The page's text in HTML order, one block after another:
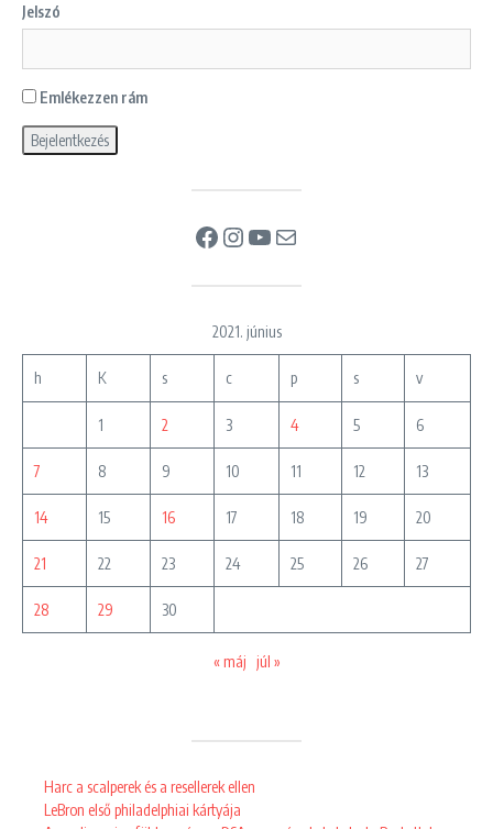
Jelszó
Emlékezzen rám
Facebook
Instagram
YouTube
Mail
2021. június
h K s c p s v
1 2 3 4 5 6
7 8 9 10 11 12 13
14 15 16 17 18 19 20
21 22 23 24 25 26 27
28 29 30
« máj júl »
Harc a scalperek és a resellerek ellen
LeBron első philadelphiai kártyája